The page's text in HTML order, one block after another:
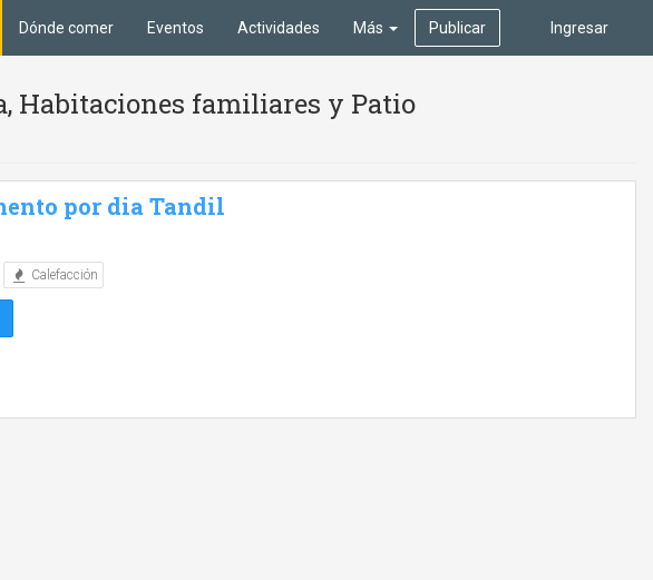
Ingresar
Dónde comer Eventos Actividades Más Publicar
Habitaciones familiares y Patio
por dia Tandil
Calefacción